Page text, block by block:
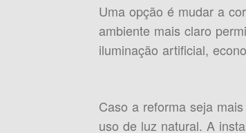
Uma opção é mudar a
ambiente mais claro
iluminação artificial,
Caso a reforma seja
uso de luz natural. A